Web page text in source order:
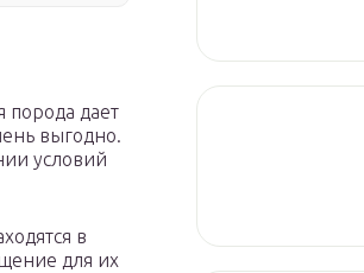
порода дает
выгодно.
условий
в
для их